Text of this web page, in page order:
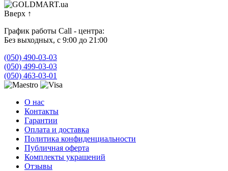
Вверх ↑
График работы Call - центра:
Без выходных, с 9:00 до 21:00
(050) 490-03-03
(050) 499-03-03
(050) 463-03-01
О нас
Контакты
Гарантии
Оплата и доставка
Политика конфиденциальности
Публичная оферта
Комплекты украшений
Отзывы